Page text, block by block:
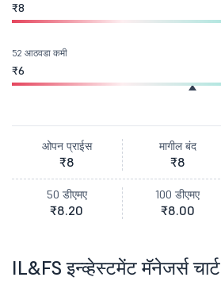
₹8
52 आठवडा कमी
₹6
ओपन प्राईस
₹8
मागील बंद
₹8
50 डीएमए
₹8.20
100 डीएमए
₹8.00
IL&FS इन्व्हेस्टमेंट मॅनेजर्स चार्ट